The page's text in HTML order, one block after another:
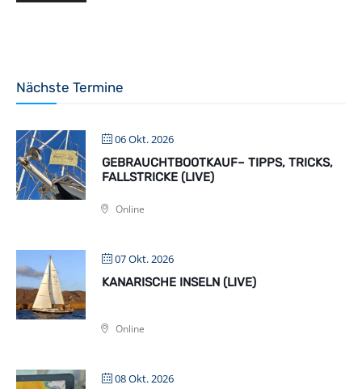
Nächste Termine
06 Okt. 2026
GEBRAUCHTBOOTKAUF– TIPPS, TRICKS,
FALLSTRICKE (LIVE)
Online
07 Okt. 2026
KANARISCHE INSELN (LIVE)
Online
08 Okt. 2026